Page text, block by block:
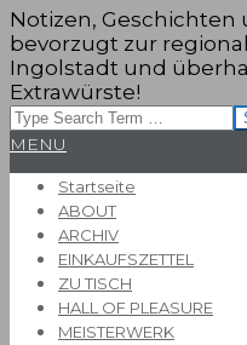
Notizen,
bevorzugt zur
Ingolstadt und
Extrawürste!
Search
Primary
Menu
MENU
Startseite
ABOUT
ARCHIV
EINKAUFSZETTEL
ZU TISCH
HALL OF PLEASURE
MEISTERWERK